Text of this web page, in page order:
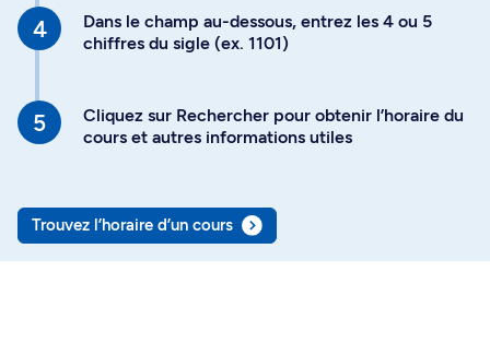
Dans le champ au-dessous, entrez les 4 ou 5
chiffres du sigle (ex. 1101)
Cliquez sur Rechercher pour obtenir l’horaire du
cours et autres informations utiles
Trouvez l’horaire d’un cours